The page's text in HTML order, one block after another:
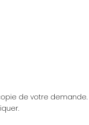
de votre demande.